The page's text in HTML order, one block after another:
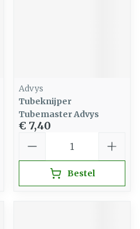
Advys
Tubeknijper
Tubemaster Advys
€ 7,40
Bestel